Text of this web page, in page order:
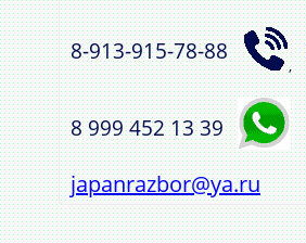
8‑913‑915‑78‑88
,
8 999 452 13 39
japanrazbor@ya.ru